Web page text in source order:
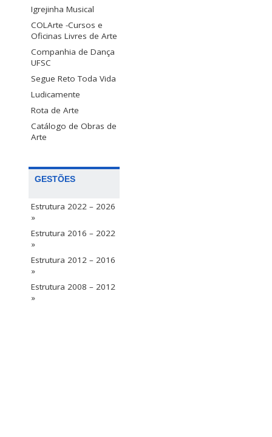
Igrejinha Musical
COLArte -Cursos e
Oficinas Livres de Arte
Companhia de Dança
UFSC
Segue Reto Toda Vida
Ludicamente
Rota de Arte
Catálogo de Obras de
Arte
GESTÕES
Estrutura 2022 – 2026
»
Estrutura 2016 – 2022
»
Estrutura 2012 – 2016
»
Estrutura 2008 – 2012
»